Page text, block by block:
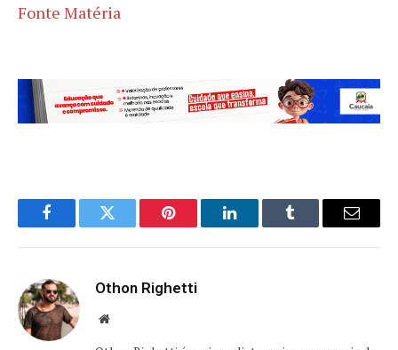
Fonte Matéria
FacebookTwitter Pinterest LinkedInTumblr Email
Othon Righetti
Website